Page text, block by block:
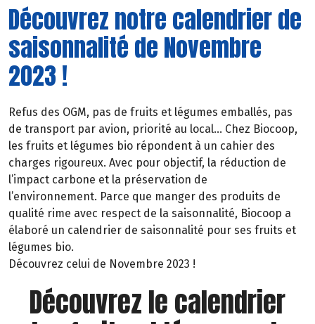
Découvrez notre calendrier de
saisonnalité de Novembre
2023 !
Refus des OGM, pas de fruits et légumes emballés, pas
de transport par avion, priorité au local… Chez Biocoop,
les fruits et légumes bio répondent à un cahier des
charges rigoureux. Avec pour objectif, la réduction de
l’impact carbone et la préservation de
l’environnement. Parce que manger des produits de
qualité rime avec respect de la saisonnalité, Biocoop a
élaboré un calendrier de saisonnalité pour ses fruits et
légumes bio.
Découvrez celui de Novembre 2023 !
Découvrez le calendrier